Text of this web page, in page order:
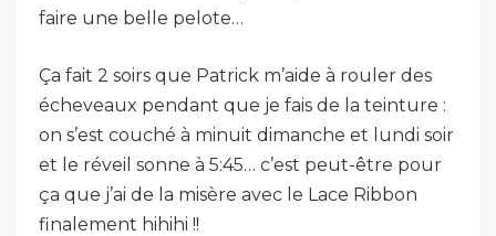
faire une belle pelote…
Ça fait 2 soirs que Patrick m’aide à rouler des
écheveaux pendant que je fais de la teinture :
on s’est couché à minuit dimanche et lundi soir
et le réveil sonne à 5:45… c’est peut-être pour
ça que j’ai de la misère avec le Lace Ribbon
finalement hihihi !!